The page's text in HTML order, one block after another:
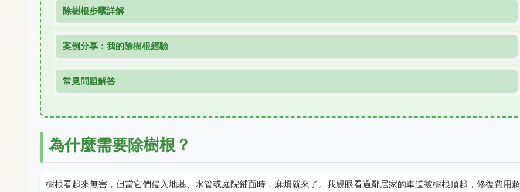
除樹根步驟詳解
案例分享：我的除樹根經驗
常見問題解答
為什麼需要除樹根？
樹根看起來無害，但當它們侵入地基、水管或庭院鋪面時，麻煩就來了。我親眼看過鄰居家的車道被樹根頂起，修復費用超